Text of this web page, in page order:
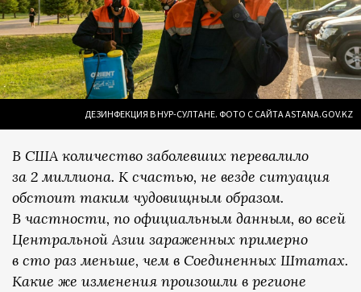
ДЕЗИНФЕКЦИЯ В НУР-СУЛТАНЕ. ФОТО С САЙТА ASTANA.GOV.KZ
В США количество заболевших перевалило
за 2 миллиона. К счастью, не везде ситуация
обстоит таким чудовищным образом.
В частности, по официальным данным, во всей
Центральной Азии зараженных примерно
в сто раз меньше, чем в Соединенных Штатах.
Какие же изменения произошли в регионе